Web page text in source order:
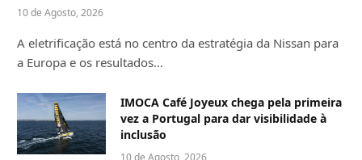
10 de Agosto, 2026
A eletrificação está no centro da estratégia da Nissan para
a Europa e os resultados…
IMOCA Café Joyeux chega pela primeira
vez a Portugal para dar visibilidade à
inclusão